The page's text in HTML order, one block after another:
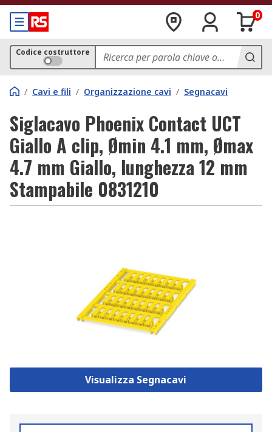
0
Codice costruttore
/ Cavi e fili / Organizzazione cavi / Segnacavi
Siglacavo Phoenix Contact UCT
Giallo A clip, Ømin 4.1 mm, Ømax
4.7 mm Giallo, lunghezza 12 mm
Stampabile 0831210
Visualizza Segnacavi